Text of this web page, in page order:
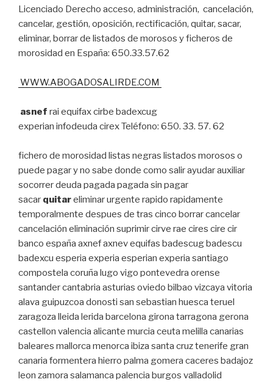
Licenciado Derecho acceso, administración, cancelación,
cancelar, gestión, oposición, rectificación, quitar, sacar,
eliminar, borrar de listados de morosos y ficheros de
morosidad en España: 650.33.57.62
WWW.ABOGADOSALIRDE.COM
asnef rai equifax cirbe badexcug
experian infodeuda cirex Teléfono: 650. 33. 57. 62
fichero de morosidad listas negras listados morosos o
puede pagar y no sabe donde como salir ayudar auxiliar
socorrer deuda pagada pagada sin pagar
sacar quitareliminar urgente rapido rapidamente
temporalmente despues de tras cinco borrar cancelar
cancelación eliminación suprimir cirve rae cires cire cir
banco españa axnef axnev equifas badescug badescu
badexcu esperia experia esperian experia santiago
compostela coruña lugo vigo pontevedra orense
santander cantabria asturias oviedo bilbao vizcaya vitoria
alava guipuzcoa donosti san sebastian huesca teruel
zaragoza lleida lerida barcelona girona tarragona gerona
castellon valencia alicante murcia ceuta melilla canarias
baleares mallorca menorca ibiza santa cruz tenerife gran
canaria formentera hierro palma gomera caceres badajoz
leon zamora salamanca palencia burgos valladolid